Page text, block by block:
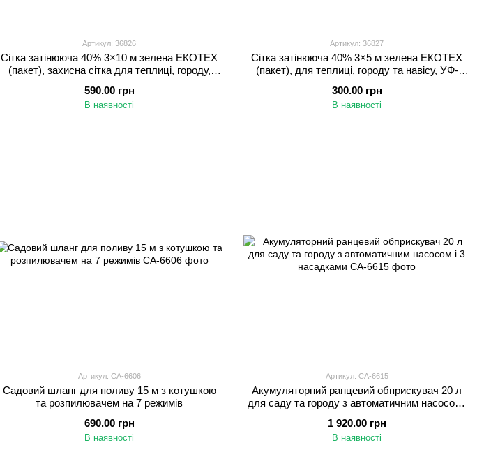
Артикул: 36826
Сітка затінююча 40% 3×10 м зелена ЕКОТЕХ
(пакет), захисна сітка для теплиці, городу,
590.00 грн
В наявності
Артикул: 36827
Сітка затінююча 40% 3×5 м зелена ЕКОТЕХ
(пакет), для теплиці, городу та навісу, УФ-
300.00 грн
В наявності
Артикул: СА-6606
Садовий шланг для поливу 15 м з котушкою
та розпилювачем на 7 режимів
690.00 грн
В наявності
Артикул: СА-6615
Акумуляторний ранцевий обприскувач 20 л
для саду та городу з автоматичним насосом і
1 920.00 грн
В наявності